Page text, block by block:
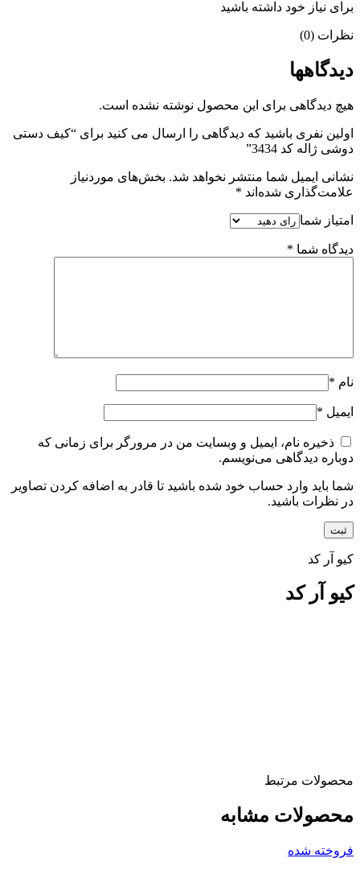
برای نیاز خود داشته باشید
نظرات (0)
دیدگاهها
هیچ دیدگاهی برای این محصول نوشته نشده است.
اولین نفری باشید که دیدگاهی را ارسال می کنید برای “کیف دستی
دوشی ژاله کد 3434”
نشانی ایمیل شما منتشر نخواهد شد. بخش‌های موردنیاز
علامت‌گذاری شده‌اند *
امتیاز شما
دیدگاه شما *
نام *
ایمیل *
ذخیره نام، ایمیل و وبسایت من در مرورگر برای زمانی که
دوباره دیدگاهی می‌نویسم.
شما باید وارد حساب خود شده باشید تا قادر به اضافه کردن تصاویر
در نظرات باشید.
کیو آر کد
کیو آر کد
محصولات مرتبط
محصولات مشابه
فروخته شده